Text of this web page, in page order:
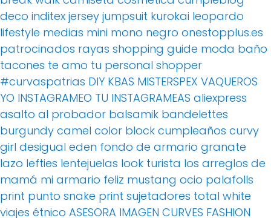
deco inditex jersey jumpsuit kurokai leopardo
lifestyle medias mini mono negro onestopplus.es
patrocinados rayas shopping guide moda baño
tacones te amo tu personal shopper
#curvaspatrias DIY KBAS MISTERSPEX VAQUEROS
YO INSTAGRAMEO TU INSTAGRAMEAS aliexpress
asalto al probador balsamik bandelettes
burgundy camel color block cumpleaños curvy
girl desigual eden fondo de armario granate
lazo lefties lentejuelas look turista los arreglos de
mamá mi armario feliz mustang ocio palafolls
print punto snake print sujetadores total white
viajes étnico ASESORA IMAGEN CURVES FASHION